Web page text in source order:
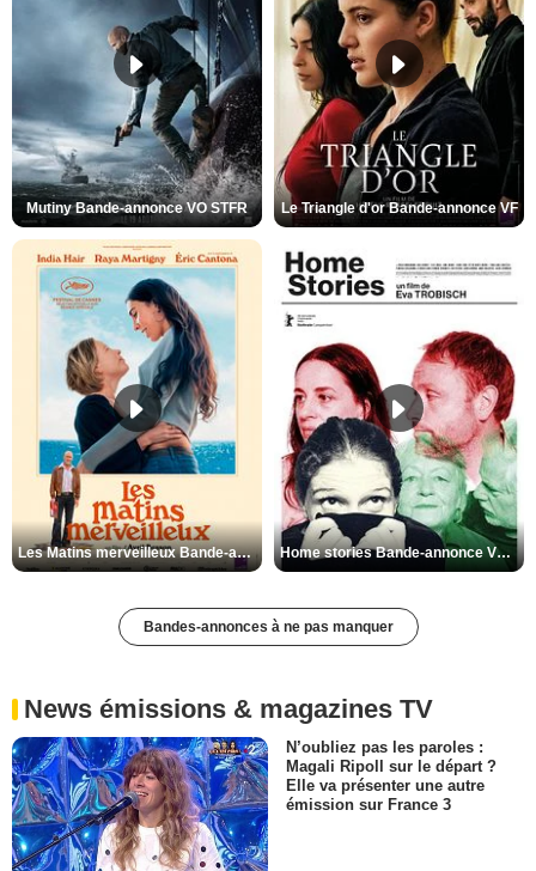
Mutiny Bande-annonce VO STFR Le Triangle d'or Bande-annonce VF
Les Matins merveilleux Bande-annonce VF Home stories Bande-annonce VO STFR
Bandes-annonces à ne pas manquer
News émissions & magazines TV
N’oubliez pas les paroles :
Magali Ripoll sur le départ ?
Elle va présenter une autre
émission sur France 3